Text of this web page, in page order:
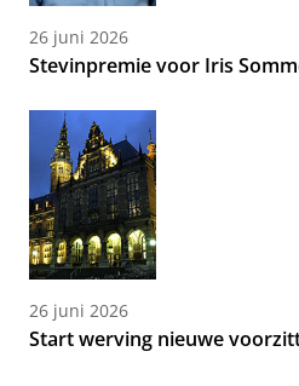
26 juni 2026
Stevinpremie voor Iris
26 juni 2026
Start werving nieuwe